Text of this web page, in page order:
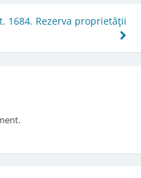
1684. Rezerva proprietăţii